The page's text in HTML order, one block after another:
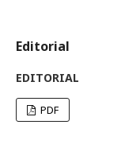
Editorial
EDITORIAL
PDF